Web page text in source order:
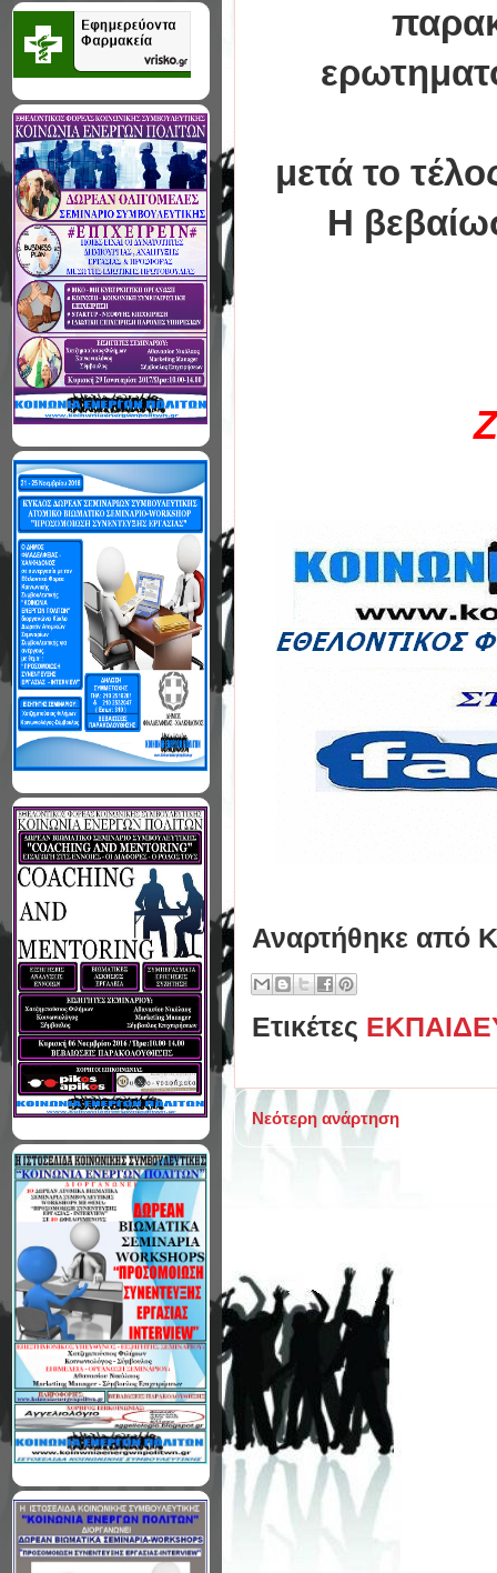
μετά το
Η
Αναρτήθηκε από
Ετικέτες
Νεότερη ανάρτηση